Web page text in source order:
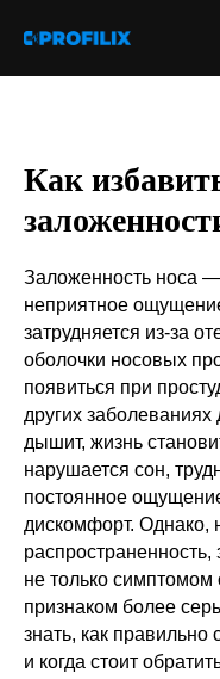
Как
Заложенность носа
неприятное
затрудняется из-за
оболочки носовых
появиться при
других
дышит, жизнь
нарушается сон,
постоянное
дискомфорт. Однако,
не только
признаком более
знать, как правильно
и когда стоит